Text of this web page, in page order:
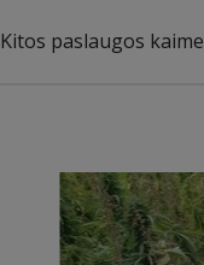
Kitos paslaugos kaime